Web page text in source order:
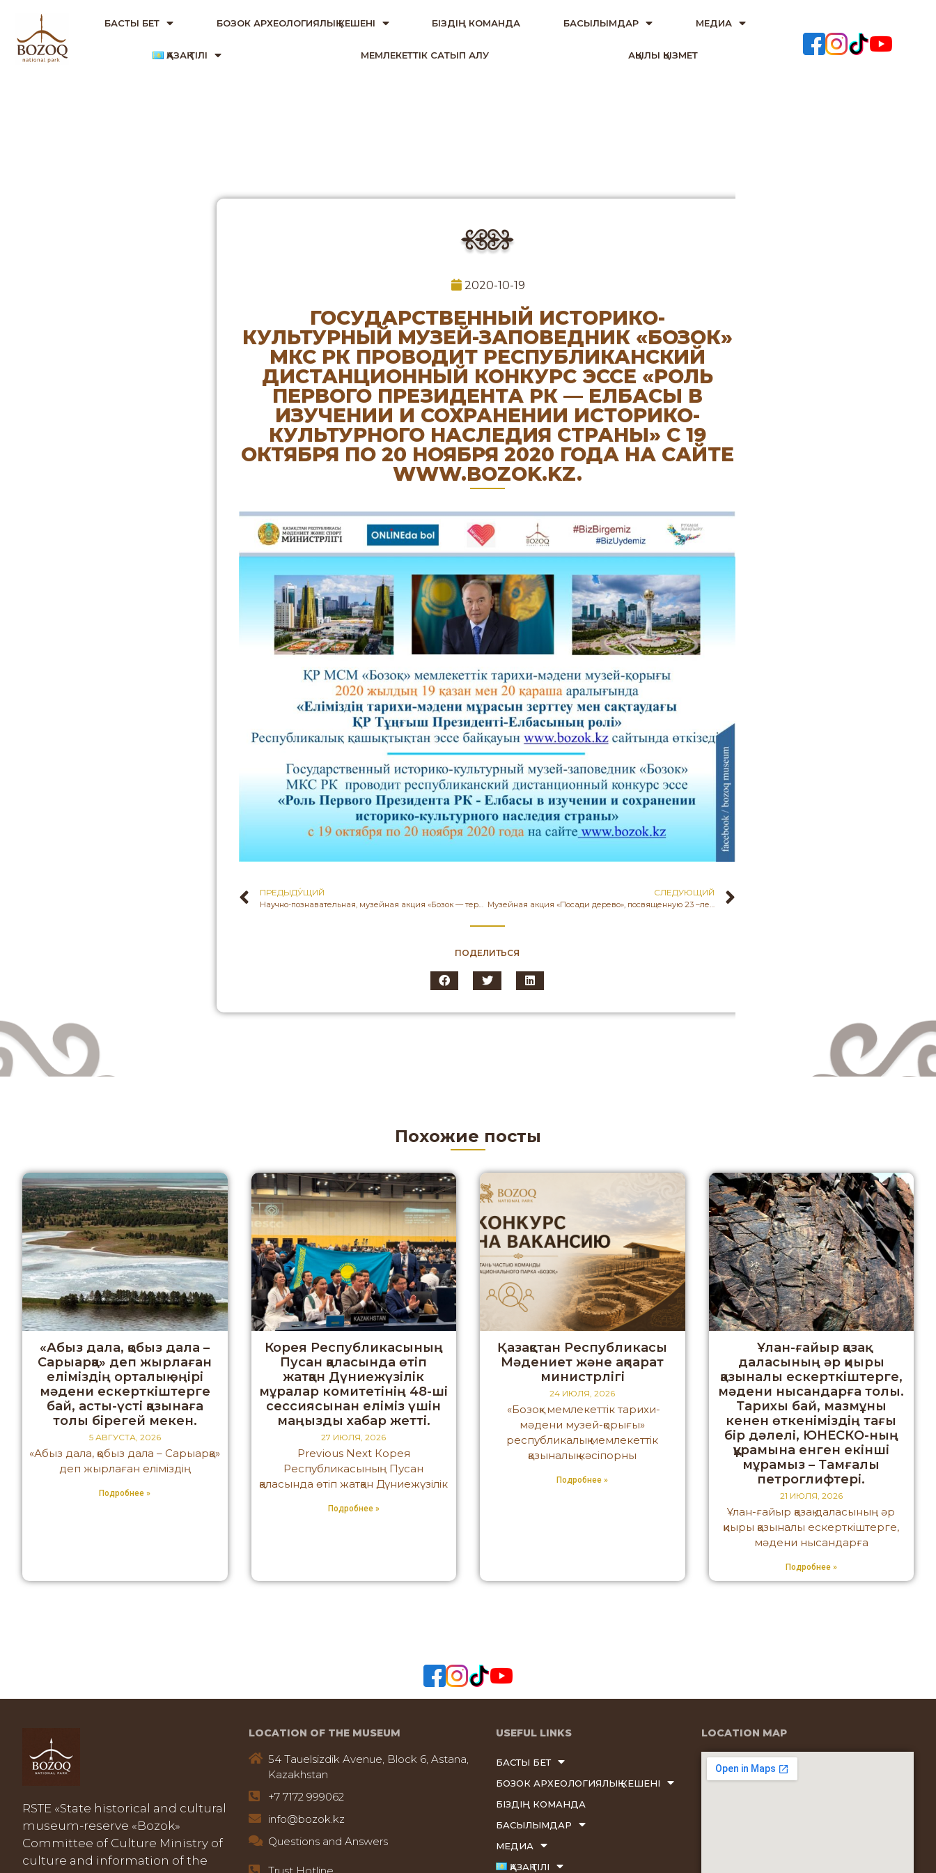
БАСТЫ БЕТ БОЗОК АРХЕОЛОГИЯЛЫҚ КЕШЕНІ БІЗДІҢ КОМАНДА БАСЫЛЫМДАР МЕДИА
ҚАЗАҚ ТІЛІ МЕМЛЕКЕТТІК САТЫП АЛУ АҚЫЛЫ ҚЫЗМЕТ
2020-10-19
ГОСУДАРСТВЕННЫЙ ИСТОРИКО-
КУЛЬТУРНЫЙ МУЗЕЙ-ЗАПОВЕДНИК «БОЗОК»
МКС РК ПРОВОДИТ РЕСПУБЛИКАНСКИЙ
ДИСТАНЦИОННЫЙ КОНКУРС ЭССЕ «РОЛЬ
ПЕРВОГО ПРЕЗИДЕНТА РК — ЕЛБАСЫ В
ИЗУЧЕНИИ И СОХРАНЕНИИ ИСТОРИКО-
КУЛЬТУРНОГО НАСЛЕДИЯ СТРАНЫ» С 19
ОКТЯБРЯ ПО 20 НОЯБРЯ 2020 ГОДА НА САЙТЕ
WWW.BOZOK.KZ.
ПРЕДЫДУ́ЩИЙ
Научно-познавательная, музейная акция «Бозок — территория знаний». «Уникальные экспонаты заговорили». Серебряный дирхем. Городище Бозок
СЛЕДУЮЩИЙ
Музейная акция «Посади дерево», посвященную 23 –летию со дня открытия археологического памятника «Бозок» под руководством К.А.Акишева.
ПОДЕЛИТЬСЯ
Похожие посты
«Абыз дала, қобыз дала –
Сарыарқа» деп жырлаған
еліміздің орталық өңірі
мәдени ескерткіштерге
бай, асты-үсті қазынаға
толы бірегей мекен.
5 АВГУСТА, 2026
«Абыз дала, қобыз дала – Сарыарқа»
деп жырлаған еліміздің
Подробнее »
Корея Республикасының
Пусан қаласында өтіп
жатқан Дүниежүзілік
мұралар комитетінің 48-ші
сессиясынан еліміз үшін
маңызды хабар жетті.
27 ИЮЛЯ, 2026
Previous Next Корея
Республикасының Пусан
қаласында өтіп жатқан Дүниежүзілік
Подробнее »
Қазақстан Республикасы
Мәдениет және ақпарат
министрлігі
24 ИЮЛЯ, 2026
«Бозоқ» мемлекеттік тарихи-
мәдени музей-қорығы»
республикалық мемлекеттік
қазыналық кәсіпорны
Подробнее »
Ұлан-ғайыр қазақ
даласының әр қиыры
қазыналы ескерткіштерге,
мәдени нысандарға толы.
Тарихы бай, мазмұны
кенен өткеніміздің тағы
бір дәлелі, ЮНЕСКО-ның
құрамына енген екінші
мұрамыз – Тамғалы
петроглифтері.
21 ИЮЛЯ, 2026
Ұлан-ғайыр қазақ даласының әр
қиыры қазыналы ескерткіштерге,
мәдени нысандарға
Подробнее »
RSTE «State historical and cultural
museum-reserve «Bozok»
Committee of Culture Ministry of
culture and information of the
LOCATION OF THE MUSEUM
54 Tauelsizdik Avenue, Block 6, Astana,
Kazakhstan
+7 7172 999062
info@bozok.kz
Questions and Answers
USEFUL LINKS
БАСТЫ БЕТ
БОЗОК АРХЕОЛОГИЯЛЫҚ КЕШЕНІ
БІЗДІҢ КОМАНДА
БАСЫЛЫМДАР
МЕДИА
ҚАЗАҚ ТІЛІ
LOCATION MAP